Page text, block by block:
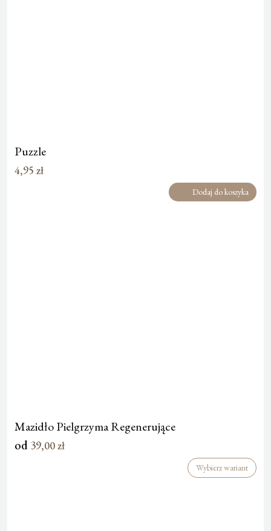
Puzzle
4,95 zł
Dodaj do koszyka
Mazidło Pielgrzyma Regenerujące
od 39,00zł
Wybierz wariant